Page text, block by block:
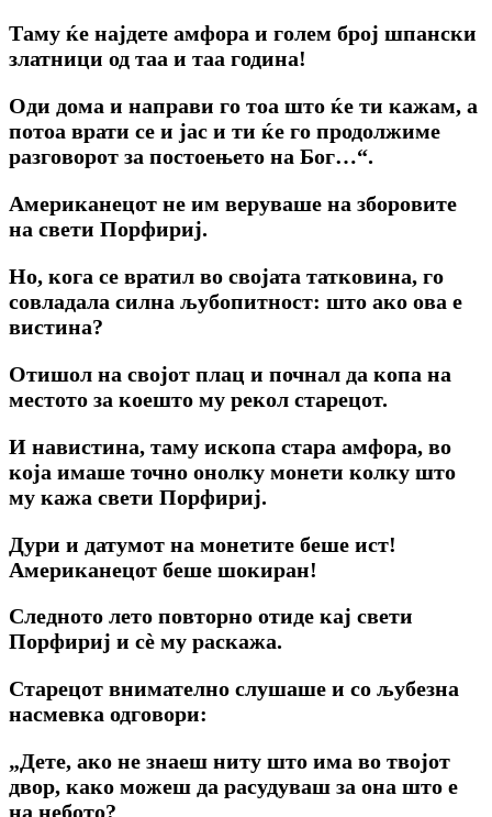
Таму ќе најдете амфора и голем број шпански
златници од таа и таа година!
Оди дома и направи го тоа што ќе ти кажам, а
потоа врати се и јас и ти ќе го продолжиме
разговорот за постоењето на Бог…“.
Американецот не им веруваше на зборовите
на свети Порфириј.
Но, кога се вратил во својата татковина, го
совладала силна љубопитност: што ако ова е
вистина?
Отишол на својот плац и почнал да копа на
местото за коешто му рекол старецот.
И навистина, таму ископа стара амфора, во
која имаше точно онолку монети колку што
му кажа свети Порфириј.
Дури и датумот на монетите беше ист!
Американецот беше шокиран!
Следното лето повторно отиде кај свети
Порфириј и сè му раскажа.
Старецот внимателно слушаше и со љубезна
насмевка одговори:
„Дете, ако не знаеш ниту што има во твојот
двор, како можеш да расудуваш за она што е
на небото?